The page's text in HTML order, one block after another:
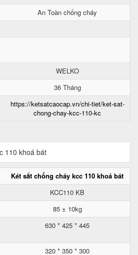
An Toàn chống cháy
WELKO
36 Tháng
https://ketsatcaocap.vn/chi-tiet/ket-sat-
chong-chay-kcc-110-kc
Két sắt chống cháy kcc 110 khoá bát
KCC110 KB
85 ± 10kg
630 * 425 * 445
320 * 350 * 300